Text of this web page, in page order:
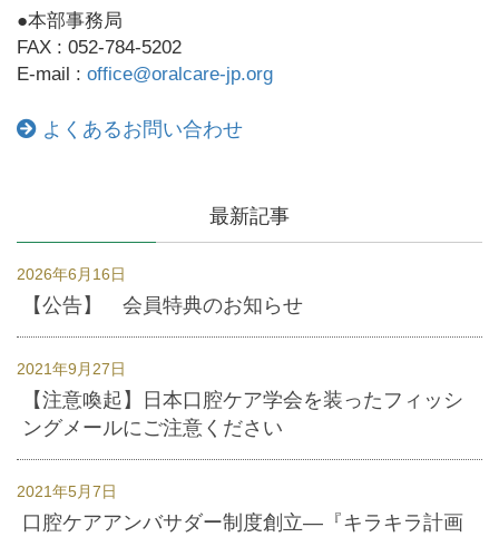
●本部事務局
FAX : 052-784-5202
E-mail : office@oralcare-jp.org
よくあるお問い合わせ
最新記事
2026年6月16日
【公告】 会員特典のお知らせ
2021年9月27日
【注意喚起】日本口腔ケア学会を装ったフィッシ
ングメールにご注意ください
2021年5月7日
口腔ケアアンバサダー制度創立―『キラキラ計画